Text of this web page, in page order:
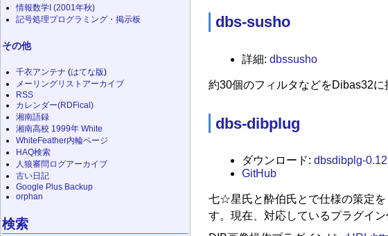
dbs-susho
詳細: dbssusho
約30個のフィルタなどをDibas32に
dbs-dibplug
ダウンロード: dbsdibplg-
GitHub
七☆星氏と酔伯氏とで仕様の策定を
す。現在、対応しているプラグイ
情報数学I (2001年秋)
記号処理プログラミング・掲示板
その他
千衣アンテナ (はてな版)
メーリングリストアーカイブ
RSS
カレンダー(RDFical)
湘南語録
湘南高校 1999年 White
WhiteFeather内輪ページ
HAQ検索
人狼審問ログアーカイブ
古い日記
Google Plus Backup
orphan
検索